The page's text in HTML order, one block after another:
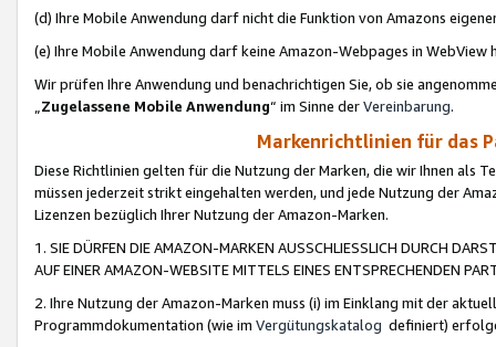
(d) Ihre Mobile Anwendung darf nicht die Funktion von Amazons
(e) Ihre Mobile Anwendung darf keine Amazon-Webpages in WebView
Wir prüfen Ihre Anwendung und benachrichtigen Sie, ob sie
„Zugelassene Mobile Anwendung“ im Sinne derVereinbarung.
Markenrichtlinien für das
Diese Richtlinien gelten für die Nutzung der Marken, die wir Ihnen als
müssen jederzeit strikt eingehalten werden, und jede Nutzung der
Lizenzen bezüglich Ihrer Nutzung der Amazon-Marken.
1. SIE DÜRFEN DIE AMAZON-MARKEN AUSSCHLIESSLICH DURCH
AUF EINER AMAZON-WEBSITE MITTELS EINES ENTSPRECHENDEN
2. Ihre Nutzung der Amazon-Marken muss (i) im Einklang mit der
Programmdokumentation (wie im Vergütungskatalog definiert)